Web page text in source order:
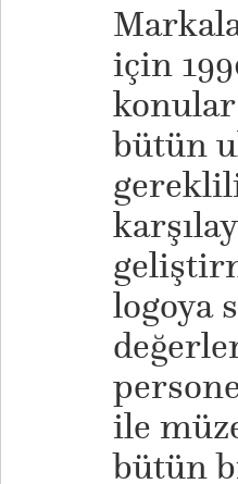
için
bütün
logoya
ile
bütün